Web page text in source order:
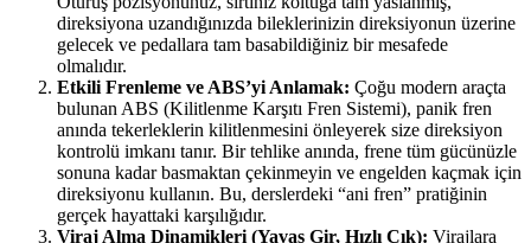
direksiyona uzandığınızda bileklerinizin direksiyonun üzerine
gelecek ve pedallara tam basabildiğiniz bir mesafede
olmalıdır.
Etkili Frenleme ve ABS’yi Anlamak: Çoğu modern araçta
bulunan ABS (Kilitlenme Karşıtı Fren Sistemi), panik fren
anında tekerleklerin kilitlenmesini önleyerek size direksiyon
kontrolü imkanı tanır. Bir tehlike anında, frene tüm gücünüzle
sonuna kadar basmaktan çekinmeyin ve engelden kaçmak için
direksiyonu kullanın. Bu, derslerdeki “ani fren” pratiğinin
gerçek hayattaki karşılığıdır.
Viraj Alma Dinamikleri (Yavaş Gir, Hızlı Çık): Virajlara